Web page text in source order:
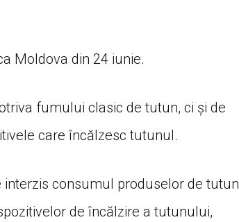
Moldova din 24 iunie.
fumului clasic de tutun, ci și de
care încălzesc tutunul.
consumul produselor de tutun
de încălzire a tutunului,